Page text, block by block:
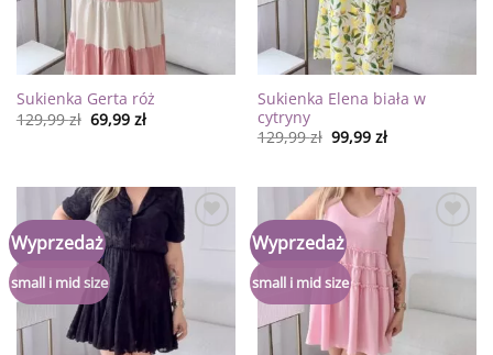
Sukienka Gerta róż
129,99zł 69,99 zł
Sukienka Elena biała w
cytryny
129,99zł 99,99 zł
Wyprzedaż
small i mid size
życzeń
Wyprzedaż
small i mid size